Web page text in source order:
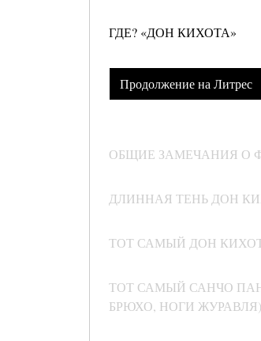
ГДЕ? «ДОН КИХОТА»
Продолжение на Литрес
ОБЩИЕ ЗАМЕЧАНИЯ О
ДЛИННАЯ ТЕНЬ ДОН
ТОТ САМЫЙ ДОН
ТОТ САМЫЙ САНЧО
БРЮХО, НОГИ ЖУРАВЛЯ)